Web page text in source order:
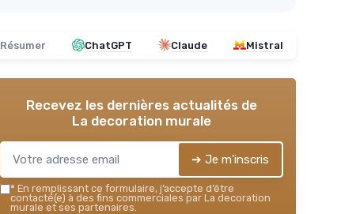
Résumer ChatGPT Claude Mistral
Recevez les dernières actualités de
La decoration murale
➔ Je m'inscris
* En remplissant ce formulaire, j’accepte d’être
contacté(e) à des fins commerciales par La decoration
murale et ses partenaires.